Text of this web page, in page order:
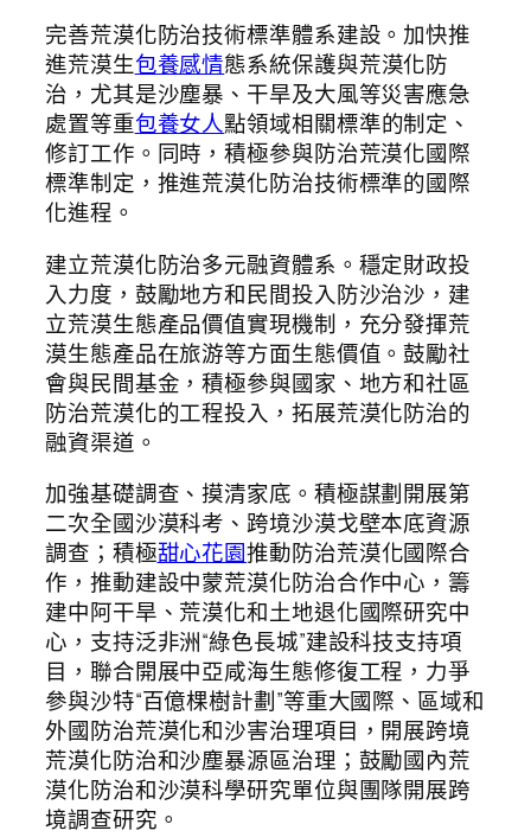
完善荒漠化防治技術標準體系建設。加快推
進荒漠生包養感情態系統保護與荒漠化防
治，尤其是沙塵暴、干旱及大風等災害應急
處置等重包養女人點領域相關標準的制定、
修訂工作。同時，積極參與防治荒漠化國際
標準制定，推進荒漠化防治技術標準的國際
化進程。
建立荒漠化防治多元融資體系。穩定財政投
入力度，鼓勵地方和民間投入防沙治沙，建
立荒漠生態產品價值實現機制，充分發揮荒
漠生態產品在旅游等方面生態價值。鼓勵社
會與民間基金，積極參與國家、地方和社區
防治荒漠化的工程投入，拓展荒漠化防治的
融資渠道。
加強基礎調查、摸清家底。積極謀劃開展第
二次全國沙漠科考、跨境沙漠戈壁本底資源
調查；積極甜心花園推動防治荒漠化國際合
作，推動建設中蒙荒漠化防治合作中心，籌
建中阿干旱、荒漠化和土地退化國際研究中
心，支持泛非洲“綠色長城”建設科技支持項
目，聯合開展中亞咸海生態修復工程，力爭
參與沙特“百億棵樹計劃”等重大國際、區域和
外國防治荒漠化和沙害治理項目，開展跨境
荒漠化防治和沙塵暴源區治理；鼓勵國內荒
漠化防治和沙漠科學研究單位與團隊開展跨
境調查研究。